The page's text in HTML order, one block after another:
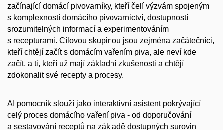
začínající domácí pivovarníky, kteří čelí výzvám spojeným
s komplexností domácího pivovarnictví, dostupností
srozumitelných informací a experimentováním
s recepturami. Cílovou skupinou jsou zejména začátečníci,
kteří chtějí začít s domácím vařením piva, ale neví kde
začít, a ti, kteří už mají základní zkušenosti a chtějí
zdokonalit své recepty a procesy.
AI pomocník slouží jako interaktivní asistent pokrývající
celý proces domácího vaření piva - od doporučování
a sestavování receptů na základě dostupných surovin